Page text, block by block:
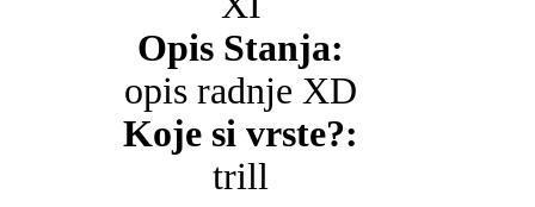
Opis Stanja:
opis radnje XD
Koje si vrste?:
trill